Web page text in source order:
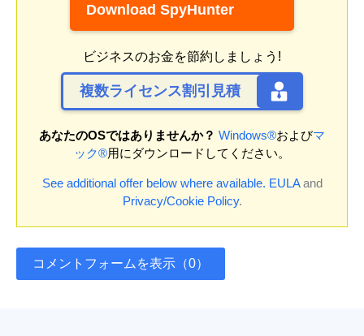
Download SpyHunter
ビジネスのお金を節約しましょう!
複数ライセンス割引見積
あなたのOSではありませんか？ Windows®およびマ
ック®用にダウンロードしてください。
See additional offer below where available. EULAand
Privacy/Cookie Policy.
コメントフォームを表示（0）